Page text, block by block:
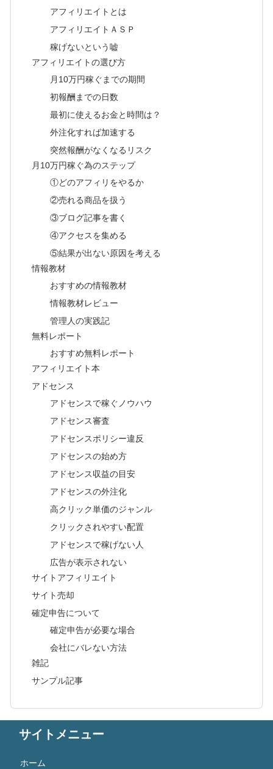
アフィリエイトとは
アフィリエイトＡＳＰ
稼げないという嘘
アフィリエイトの選び方
月10万円稼ぐまでの期間
初報酬までの日数
最初に使えるお金と時間は？
外注化すれば加速する
突然報酬がなくなるリスク
月10万円稼ぐ為のステップ
①どのアフィリをやるか
②売れる商品を扱う
③ブログ記事を書く
④アクセスを集める
⑤結果が出ない原因を考える
情報教材
おすすめの情報教材
情報教材レビュー
管理人の実践記
無料レポート
おすすめ無料レポート
アフィリエイト本
アドセンス
アドセンスで稼ぐノウハウ
アドセンス審査
アドセンスポリシー違反
アドセンスの始め方
アドセンス収益の目安
アドセンスの外注化
高クリック単価のジャンル
クリックされやすい配置
アドセンスで稼げない人
広告が表示されない
サイトアフィリエイト
サイト売却
確定申告について
確定申告が必要な場合
会社にバレない方法
雑記
サンプル記事
サイトメニュー
ホーム